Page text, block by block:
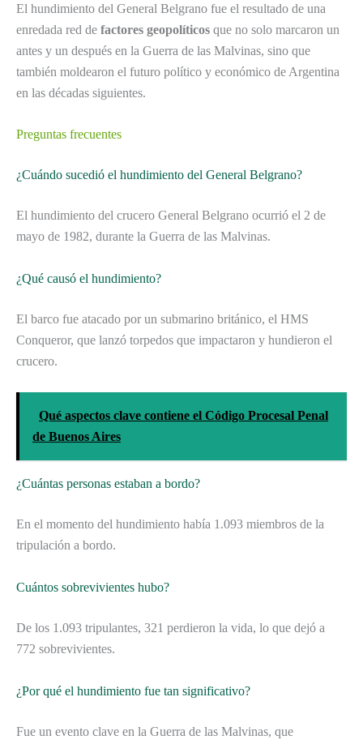
El hundimiento del General Belgrano fue el resultado de una
enredada red de factores geopolíticos que no solo marcaron un
antes y un después en la Guerra de las Malvinas, sino que
también moldearon el futuro político y económico de Argentina
en las décadas siguientes.
Preguntas frecuentes
¿Cuándo sucedió el hundimiento del General Belgrano?
El hundimiento del crucero General Belgrano ocurrió el 2 de
mayo de 1982, durante la Guerra de las Malvinas.
¿Qué causó el hundimiento?
El barco fue atacado por un submarino británico, el HMS
Conqueror, que lanzó torpedos que impactaron y hundieron el
crucero.
Qué aspectos clave contiene el Código Procesal Penal
de Buenos Aires
¿Cuántas personas estaban a bordo?
En el momento del hundimiento había 1.093 miembros de la
tripulación a bordo.
Cuántos sobrevivientes hubo?
De los 1.093 tripulantes, 321 perdieron la vida, lo que dejó a
772 sobrevivientes.
¿Por qué el hundimiento fue tan significativo?
Fue un evento clave en la Guerra de las Malvinas, que